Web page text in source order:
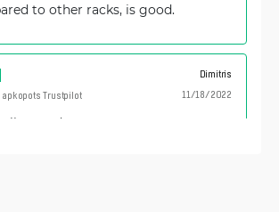
to other racks, is good.
Dimitris
11/18/2022
apkopots Trustpilot
product